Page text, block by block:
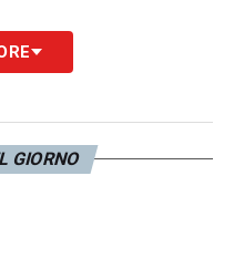
il contratto in
a breve, a
che la società
GIORNO